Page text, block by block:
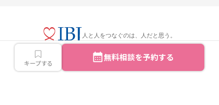
キープする 無料相談を予約する
人と人をつなぐのは、人だと思う。